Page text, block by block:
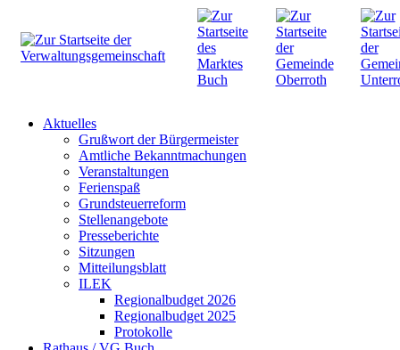
Aktuelles
Grußwort der Bürgermeister
Amtliche Bekanntmachungen
Veranstaltungen
Ferienspaß
Grundsteuerreform
Stellenangebote
Presseberichte
Sitzungen
Mitteilungsblatt
ILEK
Regionalbudget 2026
Regionalbudget 2025
Protokolle